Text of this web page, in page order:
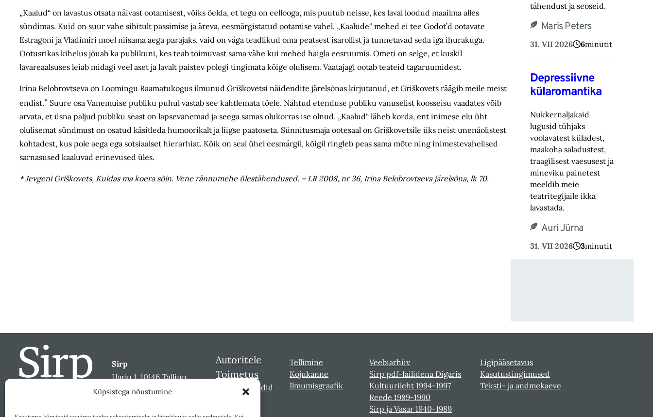
Küpsistega nõustumine
„Kaalud“ on lavastus otsata näivast ootamisest, võiks öelda, et tegu on eellooga, mis puutub neisse, kes laval loodud maailma alles
sündimas. Kuid on suur vahe sihitult passimise ja äreva, eesmärgistatud ootamise vahel. „Kaalude“ mehed ei tee Godot’d ootavate
Estragoni ja Vladimiri moel niisama aega parajaks, vaid on väga teadlikud oma peatsest isarollist ja tunnetavad seda iga ihurakuga.
Ootusrikas kihelus jõuab ka publikuni, kes teab toimuvast sama vähe kui mehed haigla eesruumis. Ometi on selge, et kuskil
lavareaalsuses leiab midagi veel aset ja lavalt paistev polegi tingimata kõige olulisem. Vaatajagi ootab teateid tagaruumidest.
Irina Belobrovtseva on Loomingu Raamatukogus ilmunud Griškovetsi näidendite järelsõnas kirjutanud, et Griškovets räägib meile meist
endist.* Suure osa Vanemuise publiku puhul vastab see kahtlemata tõele. Nähtud etenduse publiku vanuselist koosseisu vaadates võib
arvata, et üsna paljud publiku seast on lapsevanemad ja seega samas olukorras ise olnud. „Kaalud“ läheb korda, ent inimese elu üht
olulisemat sündmust on osatud käsitleda humoorikalt ja liigse paatoseta. Sünnitusmaja ootesaal on Griškovetsile üks neist unenäolistest
kohtadest, kus pole aega ega sotsiaalset hierarhiat. Kõik on seal ühel eesmärgil, kõigil ringleb peas sama mõte ning inimestevahelised
sarnasused kaaluvad erinevused üles.
* Jevgeni Griškovets, Kuidas ma koera sõin. Vene rännumehe ülestähendused. – LR 2008, nr 36, Irina Belobrovtseva järelsõna, lk 70.
tähendust ja seoseid.
Maris Peters
31. VII 2026 6minutit
Depressiivne
külaromantika
Nukkernaljakaid
lugusid tühjaks
voolavatest küladest,
maakoha saladustest,
traagilisest vaesusest ja
mineviku painetest
meeldib meie
teatritegijaile ikka
lavastada.
Auri Jürna
31. VII 2026 3minutit
Sirp
Harju 1, 10146 Tallinn
sirp@sirp.ee
Autoritele
Toimetus
Sirbi laureaadid
Tellimine
Kojukanne
Ilmumisgraafik
Veebiarhiiv
Sirp pdf-failidena Digaris
Kultuurileht 1994-1997
Reede 1989-1990
Sirp ja Vasar 1940-1989
Ligipääsetavus
Kasutustingimused
Teksti- ja andmekaeve